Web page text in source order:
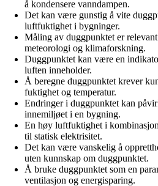
å kondensere vanndampen.
Det kan være gunstig å vite
luftfuktighet i bygninger.
Måling av duggpunktet er
meteorologi og klimaforskning.
Duggpunktet kan være en
luften inneholder.
Å beregne duggpunktet krever
fuktighet og temperatur.
Endringer i duggpunktet kan
innemiljøet i en bygning.
En høy luftfuktighet i
til statisk elektrisitet.
Det kan være vanskelig å
uten kunnskap om duggpunktet.
Å bruke duggpunktet som en
ventilasjon og energisparing.